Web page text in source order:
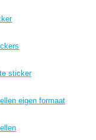
sticker
eigen formaat